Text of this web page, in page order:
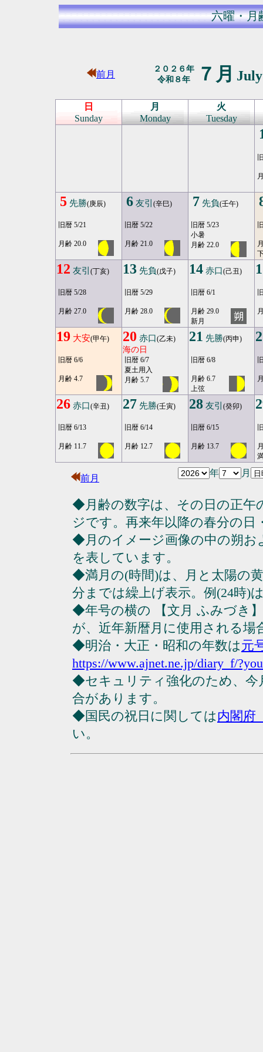
六曜・月
前月
２０２６年
令和８年
７月
日
Sunday
月
Monday
火
Tuesday
5 先勝(庚辰)
旧暦 5/21
月齢 20.0
6 友引 (辛巳)
旧暦 5/22
月齢 21.0
7 先負(壬午)
旧暦 5/23
小暑
月齢 22.0
12 友引 (丁亥)
旧暦 5/28
月齢 27.0
13 先負(戊子)
旧暦 5/29
月齢 28.0
14 赤口(己丑)
旧暦 6/1
月齢 29.0
新月
19 大安(甲午)
旧暦 6/6
月齢 4.7
20 赤口(乙未)
海の日
旧暦 6/7
夏土用入
月齢 5.7
21 先勝(丙申)
旧暦 6/8
月齢 6.7
上弦
26 赤口(辛丑)
旧暦 6/13
月齢 11.7
27 先勝(壬寅)
旧暦 6/14
月齢 12.7
28 友引 (癸卯)
旧暦 6/15
月齢 13.7
前月
年 月
◆月齢の数字は、その日の正午
ジです。再来年以降の春分の日
◆月のイメージ画像の中の朔
を表しています。
◆満月の(時間)は、月と太陽の
分までは繰上げ表示。例(24時)
◆年号の横の 【文月 ふみづき
が、近年新暦月に使用される場
◆明治・大正・昭和の年数は元
https://www.ajnet.ne.jp/diary_f/
◆セキュリティ強化のため、今
合があります。
◆国民の祝日に関しては内閣府
い。